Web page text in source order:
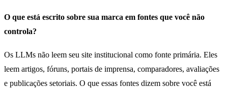
O que está escrito sobre sua marca em fontes que você não
controla?
Os LLMs não leem seu site institucional como fonte primária. Eles
leem artigos, fóruns, portais de imprensa, comparadores, avaliações
e publicações setoriais. O que essas fontes dizem sobre você está